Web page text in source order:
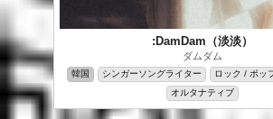
:DamDam（淡淡）
ダムダム
韓国 シンガーソングライター ロック / ポッ
オルタナティブ